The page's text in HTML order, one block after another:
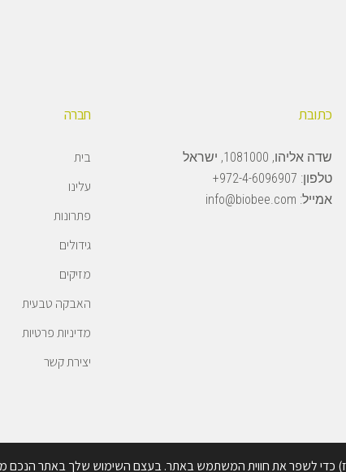
חברה
בית
עלינו
פתרונות
גידולים
מזיקים
האבקה טבעית
מדיניות פרטיות
יצירת קשר
כתובת
שדה אליהו, 1081000, ישראל
טלפון: 972-4-6096907+
אמייל: info@biobee.com